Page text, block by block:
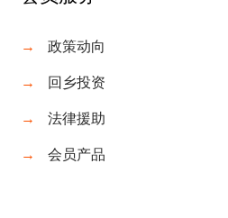
→ 政策动向
→ 回乡投资
→ 法律援助
→ 会员产品